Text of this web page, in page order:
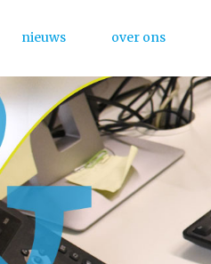
nieuws over ons